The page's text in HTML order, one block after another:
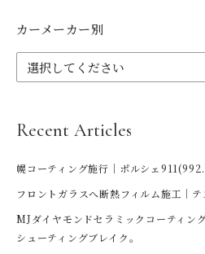
カーメーカー別
Recent Articles
幌コーティング施行｜ポルシェ
フロントガラスへ断熱フィルム施工｜テ
MJダイヤモンドセラミックコーティン
シューティングブレイク。